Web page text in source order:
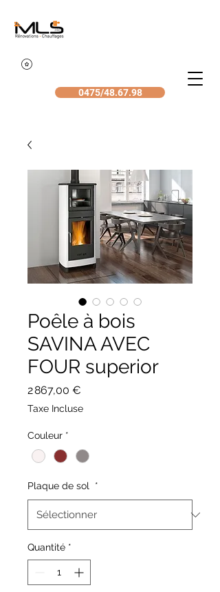
0475/48.67.98
Poêle à bois
SAVINA AVEC
FOUR superior
2 867,00 €
Taxe Incluse
Couleur *
Plaque de sol *
Quantité *